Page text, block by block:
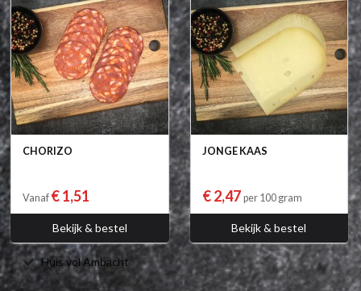
CHORIZO
Vanaf € 1,51
Bekijk & bestel
JONGE KAAS
€ 2,47 per 100 gram
Bekijk & bestel
Huis vol Ambacht